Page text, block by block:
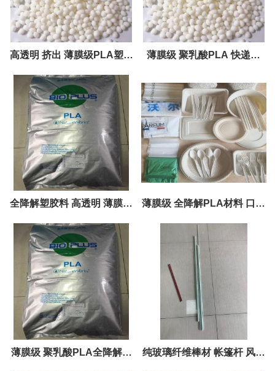
高透明 挤出 薄膜级PLA塑胶
原材料 高透膜 聚乳酸环保鲜
花包装膜
薄膜级 聚乳酸PLA 快递袋
全降解塑胶料 高透明 薄膜级
聚乳酸PLA原料 防护服专用
薄膜级 全降解PLA材料 口罩
薄膜 聚乳酸 生物降解材料
薄膜级 聚乳酸PLA全降解塑 纯玻璃纤维棒材 帐篷杆 风筝